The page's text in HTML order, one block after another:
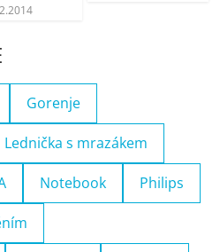
Gorenje
Lednička s mrazákem
Notebook Philips